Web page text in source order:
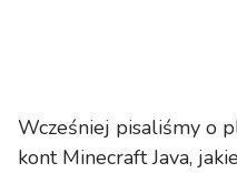
Wcześniej pisaliśmy o
kont Minecraft Java,